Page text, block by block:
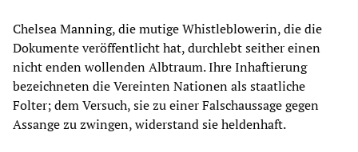
Chelsea Manning, die mutige Whistleblowerin, die die
Dokumente veröffentlicht hat, durchlebt seither einen
nicht enden wollenden Albtraum. Ihre Inhaftierung
bezeichneten die Vereinten Nationen als staatliche
Folter; dem Versuch, sie zu einer Falschaussage gegen
Assange zu zwingen, widerstand sie heldenhaft.